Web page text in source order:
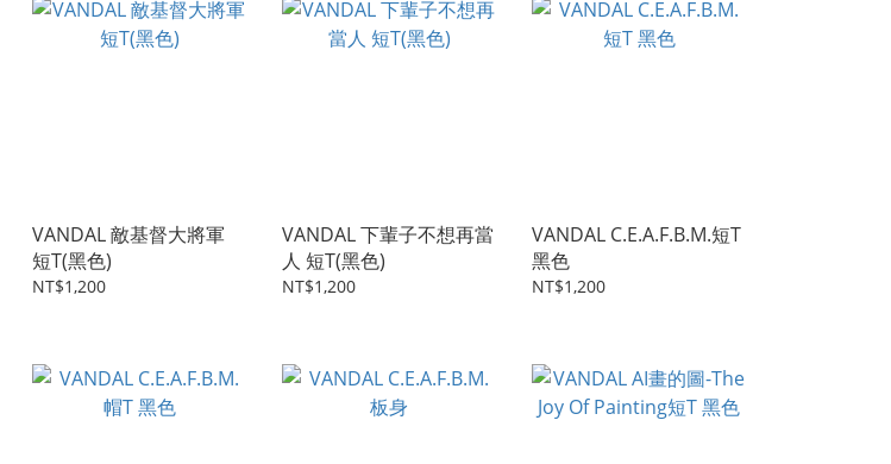
VANDAL 敵基督大將軍
短T(黑色)
NT$1,200
VANDAL 下輩子不想再當
人 短T(黑色)
NT$1,200
VANDAL C.E.A.F.B.M.短T
黑色
NT$1,200